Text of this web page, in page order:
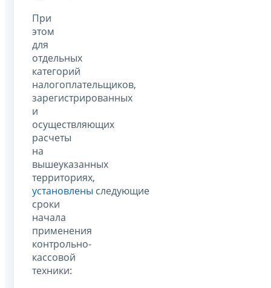
При
этом
для
отдельных
категорий
налогоплательщиков,
зарегистрированных
и
осуществляющих
расчеты
на
вышеуказанных
территориях,
установлены следующие
сроки
начала
применения
контрольно-
кассовой
техники: